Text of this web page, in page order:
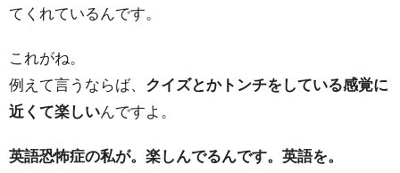
てくれているんです。
これがね。
例えて言うならば、 クイズとかトンチをしている感覚に
近くて楽しいんですよ。
英語恐怖症の私が。楽しんでるんです。英語を。